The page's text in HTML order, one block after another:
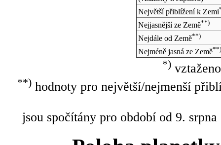
Největší přiblížení k Zemi
Nejjasnější ze Země**)
Nejdále od Země**)
Nejméně jasná ze Země**)
*)
**)hodnoty pro největší/nejmenší
jsou spočítány pro období od 9.